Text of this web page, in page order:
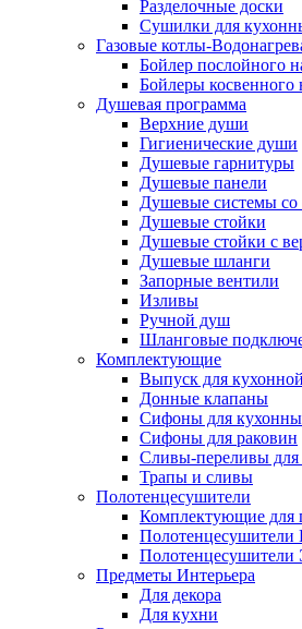
Разделочные доски
Сушилки для
Газовые котлы-
Бойлер послойного
Бойлеры косвенного
Душевая программа
Верхние души
Гигиенические души
Душевые гарнитуры
Душевые панели
Душевые системы со
Душевые стойки
Душевые стойки с
Душевые шланги
Запорные вентили
Изливы
Ручной душ
Шланговые
Комплектующие
Выпуск для
Донные клапаны
Сифоны для
Сифоны для раковин
Сливы-переливы для
Трапы и сливы
Полотенцесушители
Комплектующие для
Полотенцесушители
Полотенцесушители
Предметы Интерьера
Для декора
Для кухни